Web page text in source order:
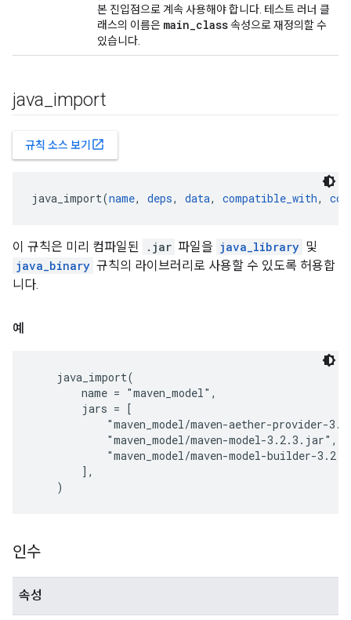
본 진입점으로 계속 사용해야 합니다. 테스트 러너 클
래스의 이름은 main_class속성으로 재정의할 수
있습니다.
java import
규칙 소스 보기 open_in_new
java_import(name, deps, data, compatible_with,
이 규칙은 미리 컴파일된 .jar 파일을 java_library 및
java_binary 규칙의 라이브러리로 사용할 수 있도록 허용합
니다.
예
    java_import(
        name = "maven_model",
        jars = [
"maven_model/maven-aether-provider-
            "maven_model/maven-model-3.2.3.jar",
"maven_model/maven-model-builder-
        ],
인수
속성